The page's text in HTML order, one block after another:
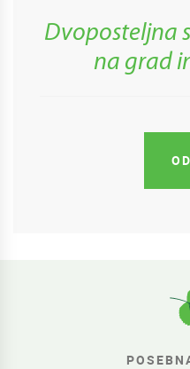
Dvoposteljna
na grad